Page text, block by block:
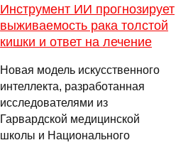
Инструмент ИИ прогнозирует
выживаемость рака толстой
кишки и ответ на лечение
Новая модель искусственного
интеллекта, разработанная
исследователями из
Гарвардской медицинской
школы и Национального